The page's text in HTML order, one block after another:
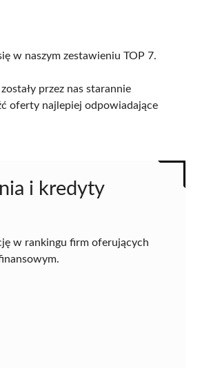
w naszym zestawieniu TOP 7.
przez nas starannie
oferty najlepiej odpowiadające
i kredyty
w rankingu firm oferujących